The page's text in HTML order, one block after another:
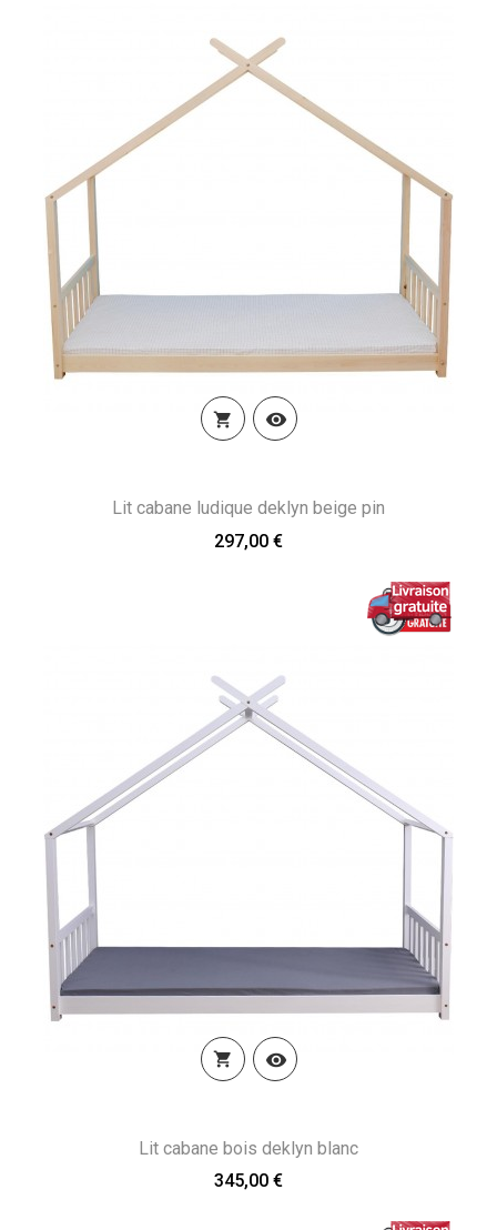
 
Lit cabane ludique deklyn beige pin
297,00 €
 
Lit cabane bois deklyn blanc
345,00 €